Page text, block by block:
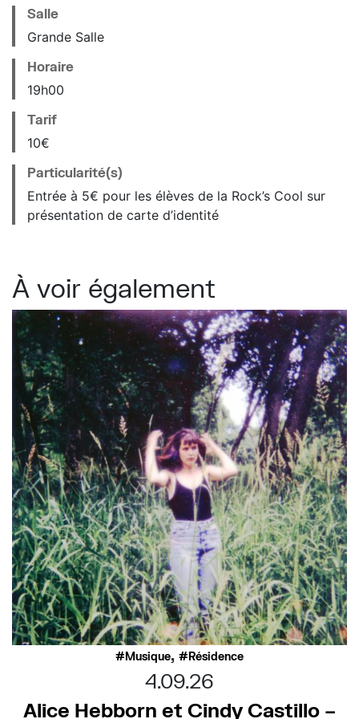
Salle
Grande Salle
Horaire
19h00
Tarif
10€
Particularité(s)
Entrée à 5€ pour les élèves de la Rock’s Cool sur
présentation de carte d’identité
À voir également
Musique, Résidence
4.09.26
Alice Hebborn et Cindy Castillo –